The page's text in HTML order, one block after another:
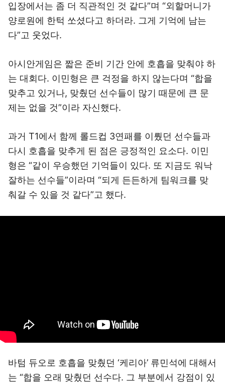
입장에서는 좀 더 직관적인 것 같다”며 “외할머니가
양로원에 한턱 쏘셨다고 하더라. 그게 기억에 남는
다”고 웃었다.
아시안게임은 짧은 준비 기간 안에 호흡을 맞춰야 하
는 대회다. 이민형은 큰 걱정을 하지 않는다며 “합을
맞추고 있거나, 맞췄던 선수들이 많기 때문에 큰 문
제는 없을 것”이라 자신했다.
과거 T1에서 함께 롤드컵 3연패를 이뤘던 선수들과
다시 호흡을 맞추게 된 점은 긍정적인 요소다. 이민
형은 “같이 우승했던 기억들이 있다. 또 지금도 워낙
잘하는 선수들”이라며 “되게 든든하게 팀워크를 맞
춰갈 수 있을 것 같다”고 했다.
바텀 듀오로 호흡을 맞췄던 ‘케리아’ 류민석에 대해서
는 “합을 오래 맞췄던 선수다. 그 부분에서 강점이 있